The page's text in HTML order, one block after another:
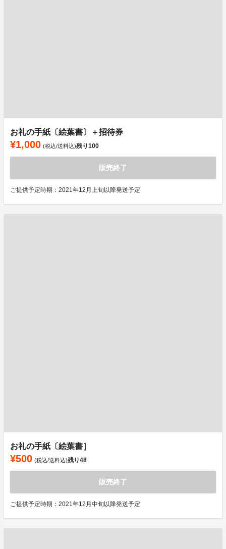
お礼の手紙〔絵葉書〕＋招待券
¥1,000 (税込/送料込)残り100
販売終了
ご提供予定時期：2021年12月上旬以降発送予定
お礼の手紙〔絵葉書］
¥500 (税込/送料込)残り48
販売終了
ご提供予定時期：2021年12月中旬以降発送予定